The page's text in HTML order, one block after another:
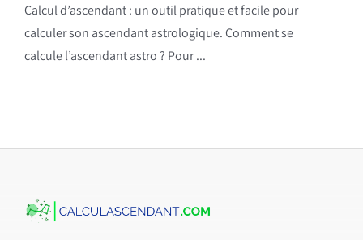
Calcul d’ascendant : un outil pratique et facile pour
calculer son ascendant astrologique. Comment se
calcule l’ascendant astro ? Pour ...